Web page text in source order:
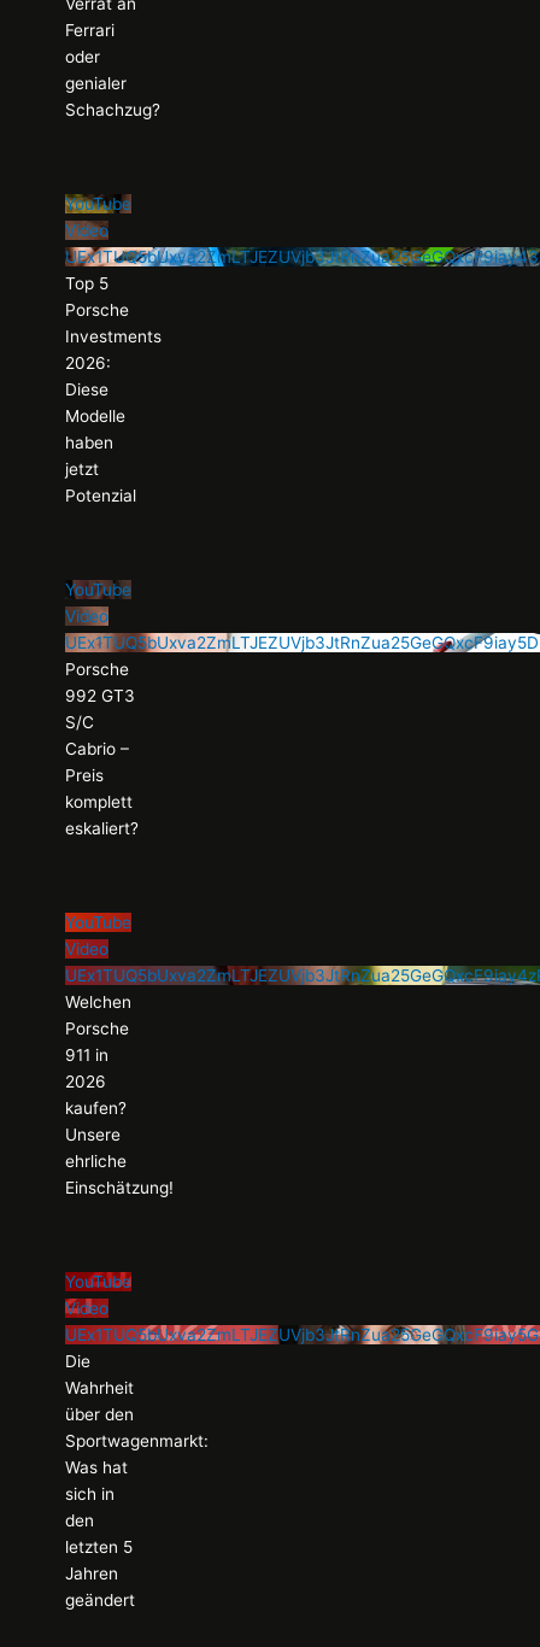
Ferrari
oder
genialer
Schachzug?
YouTube
Video
Top 5
Porsche
Investments
2026:
Diese
Modelle
haben
jetzt
Potenzial
YouTube
Video
Porsche
992 GT3
S/C
Cabrio –
Preis
komplett
eskaliert?
YouTube
Video
Welchen
Porsche
911 in
2026
kaufen?
Unsere
ehrliche
Einschätzung!
YouTube
Video
Die
Wahrheit
über den
Sportwagenmarkt:
Was hat
sich in
den
letzten 5
Jahren
geändert